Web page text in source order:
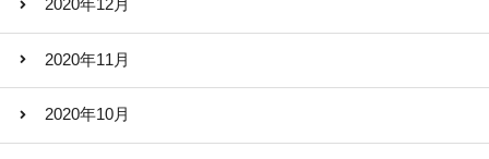
2020年12月
2020年11月
2020年10月